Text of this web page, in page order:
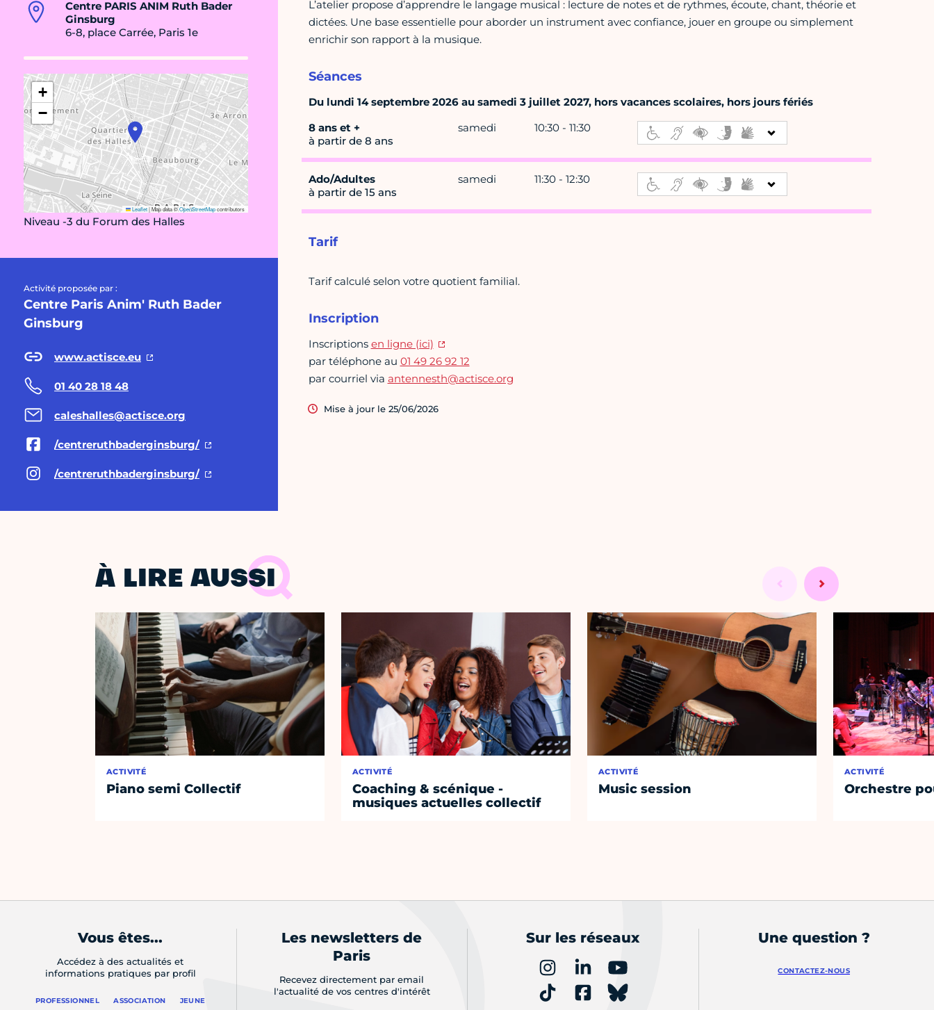
Centre PARIS ANIM Ruth Bader
Ginsburg
6-8, place Carrée, Paris 1e
+
−
Leaflet|Map data ©OpenStreetMapcontributors
Niveau -3 du Forum des Halles
Activité proposée par :
Centre Paris Anim' Ruth Bader
Ginsburg
www.actisce.eu
01 40 28 18 48
caleshalles@actisce.org
/centreruthbaderginsburg/
/centreruthbaderginsburg/
L’atelier propose d’apprendre le langage musical : lecture de notes et de rythmes, écoute, chant, théorie et
dictées. Une base essentielle pour aborder un instrument avec confiance, jouer en groupe ou simplement
enrichir son rapport à la musique.
Séances
Du lundi 14 septembre 2026 au samedi 3 juillet 2027, hors vacances scolaires, hors jours fériés
8 ans et +
à partir de 8 ans
samedi 10:30 - 11:30
Ado/Adultes
à partir de 15 ans
samedi 11:30 - 12:30
Tarif
Tarif calculé selon votre quotient familial.
Inscription
Inscriptions en ligne (ici)
par téléphone au 01 49 26 92 12
par courriel via antennesth@actisce.org
Mise à jour le 25/06/2026
À LIRE AUSSI
ACTIVITÉ
Piano semi Collectif
ACTIVITÉ
Coaching & scénique -
musiques actuelles collectif
ACTIVITÉ
Music session
ACTIVITÉ
Orchestre
Vous êtes...
Accédez à des actualités et
informations pratiques par profil
PROFESSIONNEL ASSOCIATION JEUNE
Les newsletters de
Paris
Recevez directement par email
l'actualité de vos centres d'intérêt
Sur les réseaux Une question ?
CONTACTEZ-NOUS